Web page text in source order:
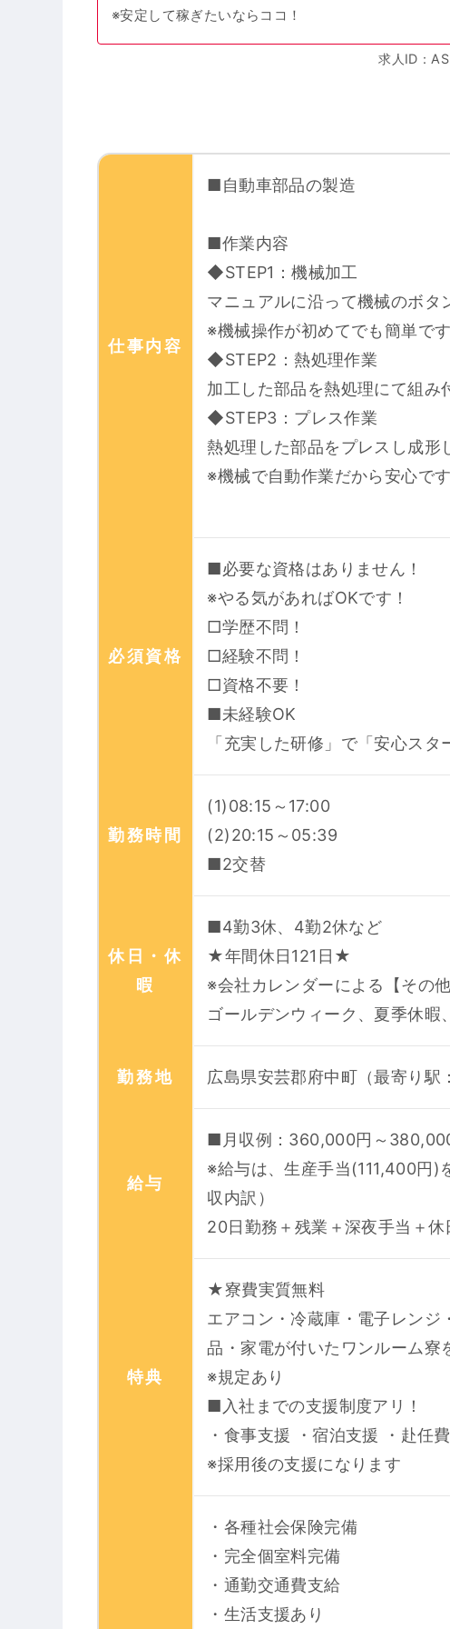
※安定して稼ぎたいならココ！
求人ID：
仕事内容
■自動車部品の製造
■作業内容
◆STEP1：機械加工
マニュアルに沿って機械のボタ
※機械操作が初めてでも簡単です
◆STEP2：熱処理作業
加工した部品を熱処理にて組み
◆STEP3：プレス作業
熱処理した部品をプレスし成形
※機械で自動作業だから安心です
必須資格
■必要な資格はありません！
※やる気があればOKです！
□学歴不問！
□経験不問！
□資格不要！
■未経験OK
「充実した研修」で「安心スタ
勤務時間
(1)08:15～17:00
(2)20:15～05:39
■2交替
休日・休
暇
■4勤3休、4勤2休など
★年間休日121日★
※会社カレンダーによる【その
ゴールデンウィーク、夏季休暇
勤務地 広島県安芸郡府中町（最寄り駅
給与
■月収例：360,000円～
※給与は、生産手当(111,400円
収内訳）
20日勤務＋残業＋深夜手当＋休
特典
★寮費実質無料
エアコン・冷蔵庫・電子レンジ
品・家電が付いたワンルーム寮
※規定あり
■入社までの支援制度アリ！
・食事支援 ・宿泊支援 ・赴任
※採用後の支援になります
・各種社会保険完備
・完全個室料完備
・通勤交通費支給
・生活支援あり